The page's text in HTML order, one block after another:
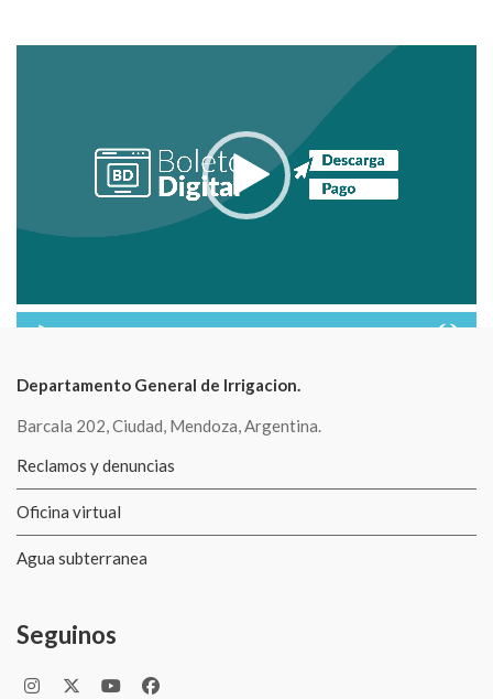
Departamento General de Irrigacion.
Barcala 202, Ciudad, Mendoza, Argentina.
Reclamos y denuncias
Oficina virtual
Agua subterranea
Seguinos